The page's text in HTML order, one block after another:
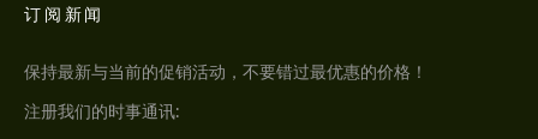
订阅新闻
保持最新与当前的促销活动，不要错过最优惠的价格！
注册我们的时事通讯: